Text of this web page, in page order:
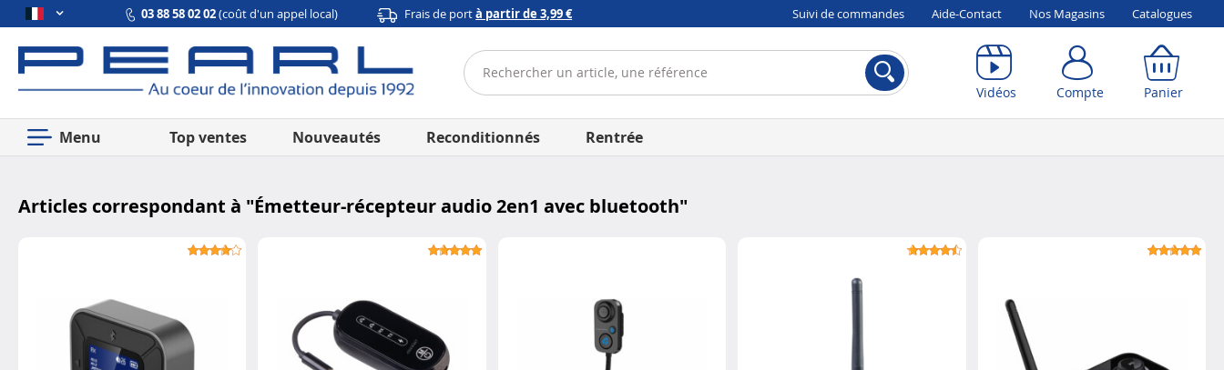
03 88 58 02 02(coût d'un appel local) Frais de portà partir de 3,99 € Suivi de commandes Aide-Contact Nos Magasins Catalogues
Vidéos Compte Panier
Menu Top ventes Nouveautés Reconditionnés Rentrée
Articles correspondant à "Émetteur-récepteur audio 2en1 avec bluetooth"
Compte Panier